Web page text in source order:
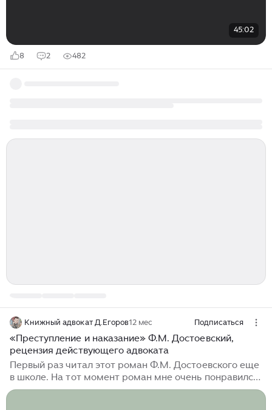
45:02
8 2 482
Книжный адвокат Д.Егоров12 мес Подписаться
«Преступление и наказание» Ф.М. Достоевский,
рецензия действующего адвоката
Первый раз читал этот роман Ф.М. Достоевского еще
в школе. На тот момент роман мне очень понравился,
хотя, откровенного говоря, несмотря на то, что я в